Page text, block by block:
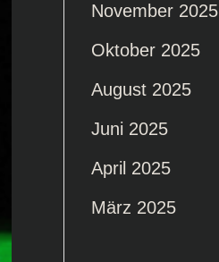
November 2025
Oktober 2025
August 2025
Juni 2025
April 2025
März 2025